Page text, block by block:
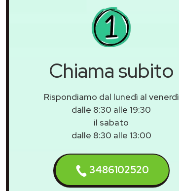
Chiama subito
Rispondiamo dal lunedì al venerdì
dalle 8:30 alle 19:30
il sabato
dalle 8:30 alle 13:00
3486102520